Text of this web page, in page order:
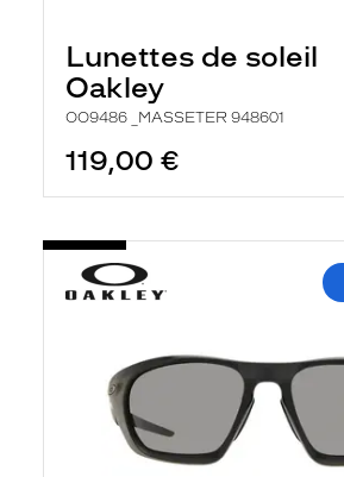
Lunettes de soleil
Oakley
OO9486 _MASSETER 948601
119,00 €